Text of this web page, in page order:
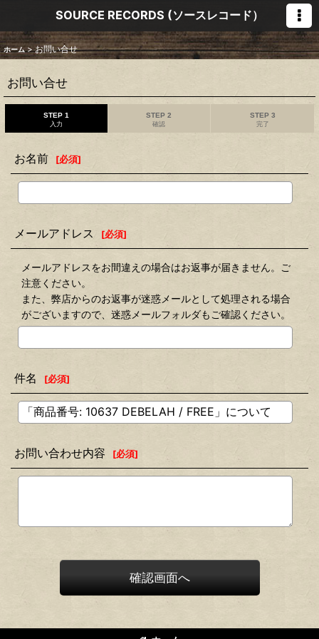
SOURCE RECORDS (ソースレコード）
ホーム > お問い合せ
お問い合せ
STEP 1
入力
STEP 2
確認
STEP 3
完了
お名前 [必須]
メールアドレス [必須]
メールアドレスをお間違えの場合はお返事が届きません。ご
注意ください。
また、弊店からのお返事が迷惑メールとして処理される場合
がございますので、迷惑メールフォルダもご確認ください。
件名 [必須]
お問い合わせ内容 [必須]
確認画面へ